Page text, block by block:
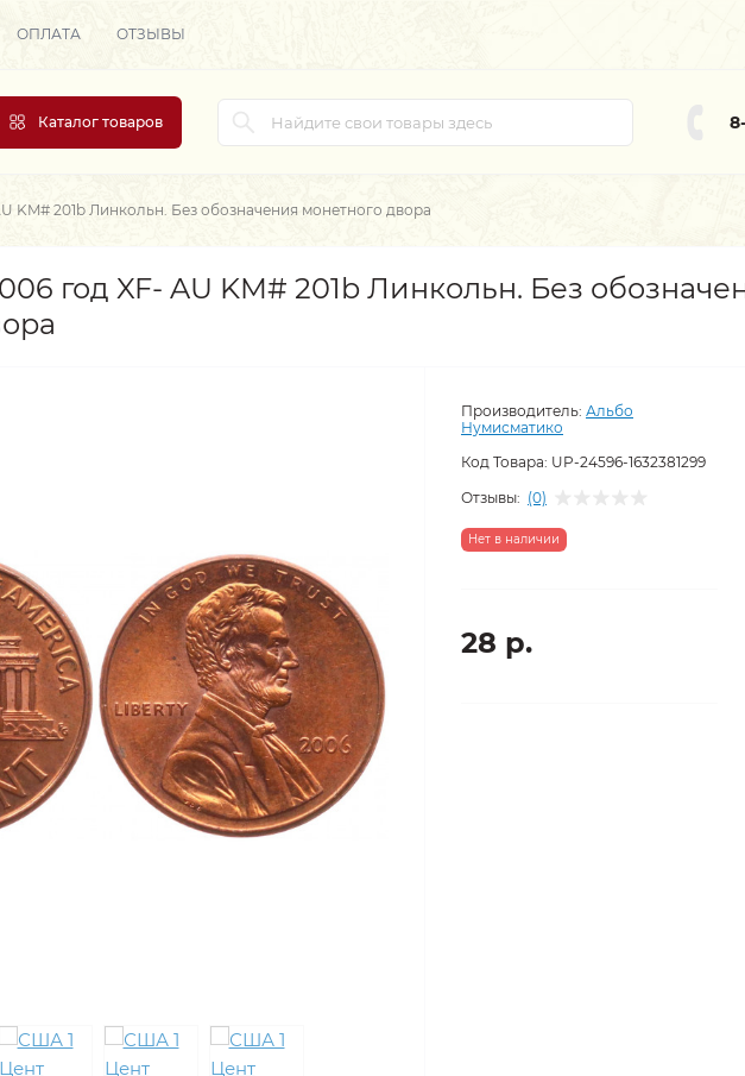
ОПЛАТА ОТЗЫВЫ
Каталог товаров
KM# 201b Линкольн. Без обозначения монетного двора
год XF- AU KM# 201b Линкольн. Без
Производитель: Альбо
Нумисматико
Код Товара: UP-24596-1632381299
Отзывы: (0)
Нет в наличии
28 р.